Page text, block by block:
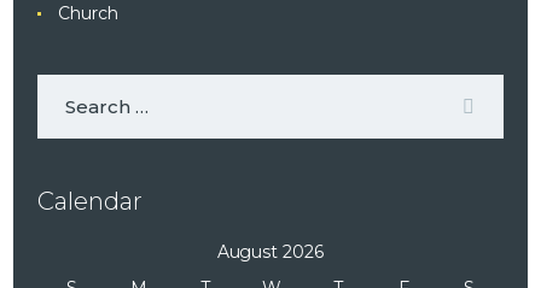
Church
Calendar
August 2026